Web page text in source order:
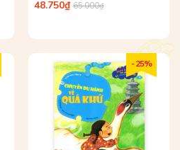
48.750₫ 65.000₫
- 25%